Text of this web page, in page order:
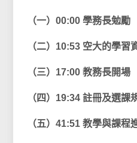
（一）00:00 學務長勉勵
（二）10:53 空大的學習
（三）17:00 教務長開場
（四）19:34 註冊及選課
（五）41:51 教學與課程